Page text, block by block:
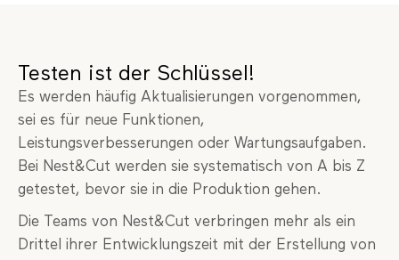
Testen ist der Schlüssel!
Es werden häufig Aktualisierungen vorgenommen,
sei es für neue Funktionen,
Leistungsverbesserungen oder Wartungsaufgaben.
Bei Nest&Cut werden sie systematisch von A bis Z
getestet, bevor sie in die Produktion gehen.
Die Teams von Nest&Cut verbringen mehr als ein
Drittel ihrer Entwicklungszeit mit der Erstellung von